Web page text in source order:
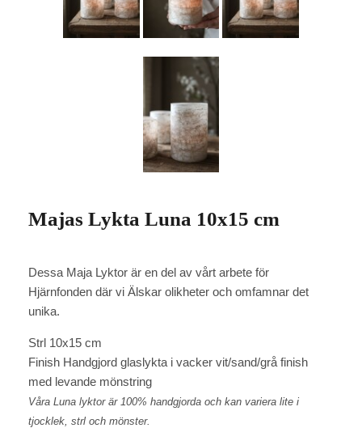
Majas Lykta Luna 10x15 cm
Dessa Maja Lyktor är en del av vårt arbete för
Hjärnfonden där vi Älskar olikheter och omfamnar det
unika.
Strl 10x15 cm
Finish Handgjord glaslykta i vacker vit/sand/grå finish
med levande mönstring
Våra Luna lyktor är 100% handgjorda och kan variera lite i
tjocklek, strl och mönster.